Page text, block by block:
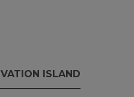
ISLAND